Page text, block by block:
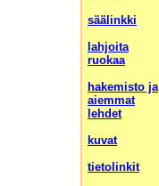
säälinkki
lahjoita
ruokaa
hakemisto ja
aiemmat
lehdet
kuvat
tietolinkit